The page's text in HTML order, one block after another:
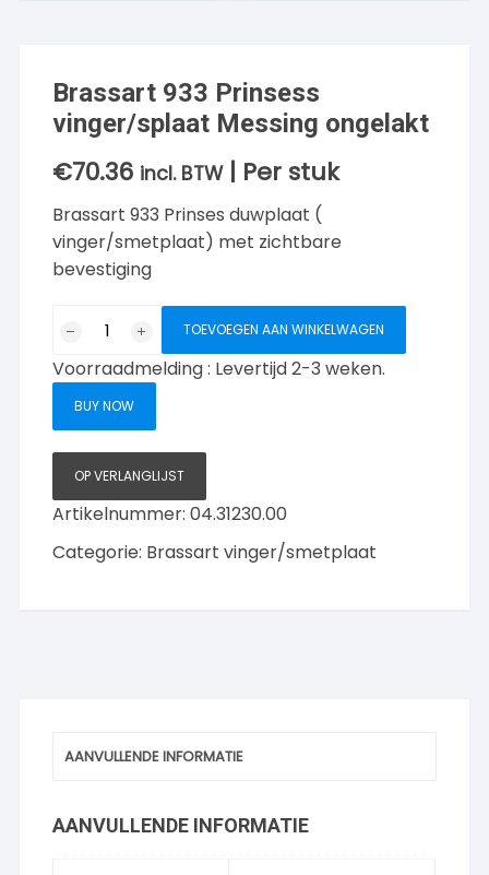
Brassart 933 Prinsess
vinger/splaat Messing ongelakt
€70.36 incl. BTW | Per stuk
Brassart 933 Prinses duwplaat (
vinger/smetplaat) met zichtbare
bevestiging
Prinsess
vinger/splaat
ongelakt
aantal
TOEVOEGEN AAN WINKELWAGEN
Voorraadmelding : Levertijd 2-3 weken.
BUY NOW
OP VERLANGLIJST
Artikelnummer:04.31230.00
Categorie: Brassart vinger/smetplaat
AANVULLENDE INFORMATIE
AANVULLENDE INFORMATIE